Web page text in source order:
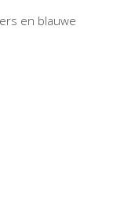
en blauwe